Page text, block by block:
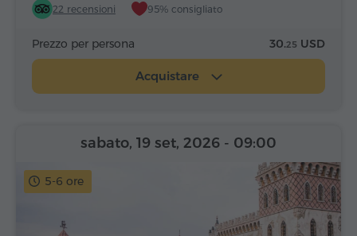
22 recensioni 95% consigliato
Prezzo per persona 30.25 USD
Acquistare
5-6 ore
sabato, 19 set, 2026 - 09:00